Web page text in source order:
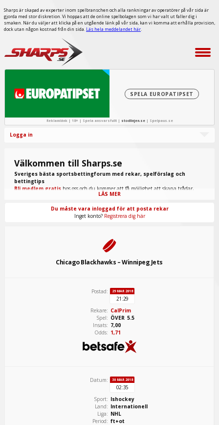
Sharps är skapad av experter inom spelbranschen och alla rankningar av operatörer på vår sida är
gjorda med stor diskretion. Vi hoppas att de online spelbolagen som vi har valt ut faller dig i
smaken. När du väljer att klicka på en utgående länk på vår sida, kan vi komma att erhålla provision,
dock utan någon kostnad från din sida. Läs hela meddelandet här.
SPELA EUROPATIPSET
Reklamlänk | 18+ | Spela ansvarsfullt | stodlinjen.se| Spelpaus.se
Logga in
Välkommen till Sharps.se
Sveriges bästa sportsbettingforum med rekar, spelförslag och
bettingtips
Bli medlem gratis hos oss och du kommer att få möjlighet att skapa trådar,
skriva inlägg, ta del av spel från "procappers" och mycket annat.
LÄS MER
Du måste vara inloggad för att posta rekar
Inget konto? Registrera dig här
Chicago Blackhawks – Winnipeg Jets
Postad: 29 MAR 2018
21:29
Rekare: CalPrim
Spel: ÖVER 5.5
Insats: 7,00
Odds: 1,71
Datum: 30 MAR 2018
02:35
Sport: Ishockey
Land: Internationell
Liga: NHL
Period: ft+ot